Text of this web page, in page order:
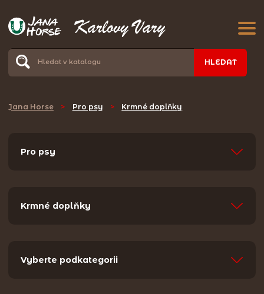
HLEDAT
Jana Horse > Pro psy > Krmné doplňky
Pro psy
Krmné doplňky
Vyberte podkategorii